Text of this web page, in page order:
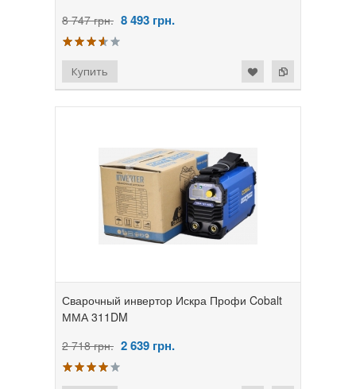
8 747 грн. 8 493 грн.
Сварочный инвертор Искра Профи Cobalt
ММА 311DM
2 718 грн. 2 639 грн.